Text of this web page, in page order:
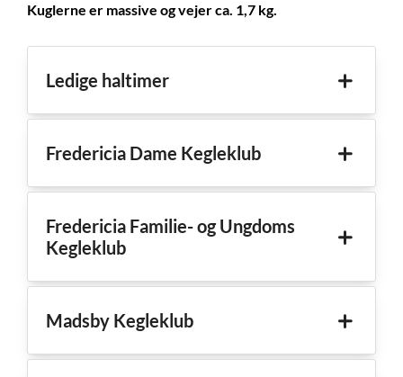
Kuglerne er massive og vejer ca. 1,7 kg.
Ledige haltimer
Fredericia Dame Kegleklub
Fredericia Familie- og Ungdoms
Kegleklub
Madsby Kegleklub